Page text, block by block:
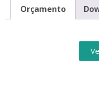
Orçamento